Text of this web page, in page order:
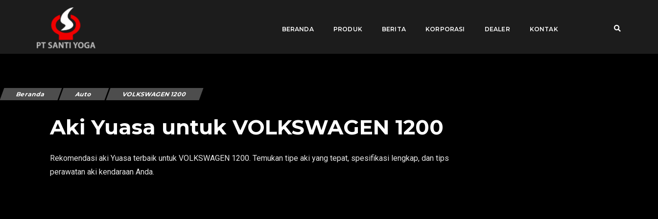
BERANDA PRODUK BERITA KORPORASI DEALER KONTAK
Beranda Auto VOLKSWAGEN 1200
Aki Yuasa untuk VOLKSWAGEN 1200
Rekomendasi aki Yuasa terbaik untuk VOLKSWAGEN 1200. Temukan tipe aki yang tepat, spesifikasi lengkap, dan tips
perawatan aki kendaraan Anda.